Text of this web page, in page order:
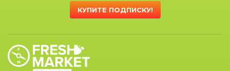
КУПИТЕ ПОДПИСКУ!